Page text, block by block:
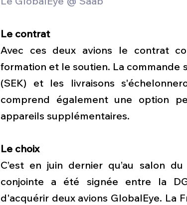
Le contrat
Avec ces deux avions le contrat
formation et le soutien. La commande
(SEK) et les livraisons
comprend également une option
appareils supplémentaires.
Le choix
C’est en juin dernier qu’au salon
conjointe a été signée entre la
d'acquérir deux avions GlobalEye. La